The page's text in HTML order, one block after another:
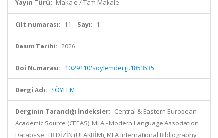
Yayın Türü: Makale / Tam Makale
Cilt numarası: 11 Sayı: 1
Basım Tarihi: 2026
Doi Numarası: 10.29110/soylemdergi.1853535
Dergi Adı: SÖYLEM
Derginin Tarandığı İndeksler: Central & Eastern European
Academic Source (CEEAS), MLA - Modern Language Association
Database, TR DİZİN (ULAKBİM), MLA International Bibliography